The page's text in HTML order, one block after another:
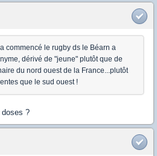
commencé le rugby ds le Béarn a
dérivé de "jeune" plutôt que de
du nord ouest de la France...plutôt
que le sud ouest !
?